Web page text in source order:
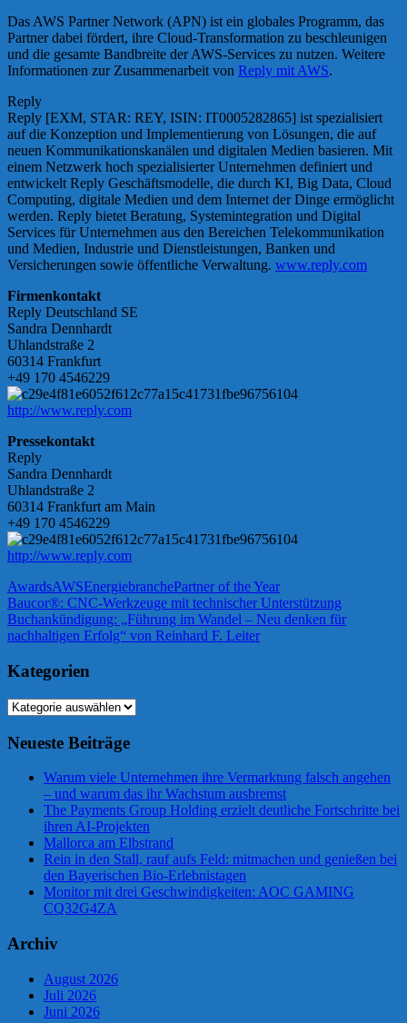
Das AWS Partner Network (APN) ist ein globales Programm, das
Partner dabei fördert, ihre Cloud-Transformation zu beschleunigen
und die gesamte Bandbreite der AWS-Services zu nutzen. Weitere
Informationen zur Zusammenarbeit von Reply mit AWS.
Reply
Reply [EXM, STAR: REY, ISIN: IT0005282865] ist spezialisiert
auf die Konzeption und Implementierung von Lösungen, die auf
neuen Kommunikationskanälen und digitalen Medien basieren. Mit
einem Netzwerk hoch spezialisierter Unternehmen definiert und
entwickelt Reply Geschäftsmodelle, die durch KI, Big Data, Cloud
Computing, digitale Medien und dem Internet der Dinge ermöglicht
werden. Reply bietet Beratung, Systemintegration und Digital
Services für Unternehmen aus den Bereichen Telekommunikation
und Medien, Industrie und Dienstleistungen, Banken und
Versicherungen sowie öffentliche Verwaltung. www.reply.com
Firmenkontakt
Reply Deutschland SE
Sandra Dennhardt
Uhlandstraße 2
60314 Frankfurt
+49 170 4546229
http://www.reply.com
Pressekontakt
Reply
Sandra Dennhardt
Uhlandstraße 2
60314 Frankfurt am Main
+49 170 4546229
http://www.reply.com
AwardsAWSEnergiebranchePartner of the Year
Beitragsnavigation
Vorheriger
Beitrag:
Baucor®: CNC-Werkzeuge mit technischer Unterstützung
Nächster
Beitrag:
Buchankündigung: „Führung im Wandel – Neu denken für
nachhaltigen Erfolg“ von Reinhard F. Leiter
Kategorien
Kategorien
Neueste Beiträge
Warum viele Unternehmen ihre Vermarktung falsch angehen
– und warum das ihr Wachstum ausbremst
The Payments Group Holding erzielt deutliche Fortschritte bei
ihren AI-Projekten
Mallorca am Elbstrand
Rein in den Stall, rauf aufs Feld: mitmachen und genießen bei
den Bayerischen Bio-Erlebnistagen
Monitor mit drei Geschwindigkeiten: AOC GAMING
CQ32G4ZA
Archiv
August 2026
Juli 2026
Juni 2026